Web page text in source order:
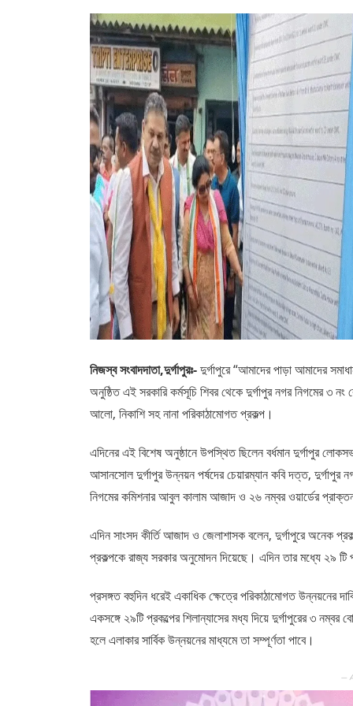
নিজস্ব সংবাদদাতা,দুর্গাপুরঃ-দুর্গাপুরে “আমাদের পাড়া আমাদের
অনুষ্ঠিত এই সরকারি কর্মসূচি শিবর থেকে দুর্গাপুর নগর নিগমের ৩
আলো, নিকাশি সহ নানা পরিকাঠামোগত প্রকল্প।
এদিনের এই বিশেষ অনুষ্ঠানে উপস্থিত ছিলেন বর্ধমান দুর্গাপুর
আসানসোল দুর্গাপুর উন্নয়ন পর্ষদের চেয়ারম্যান কবি দত্ত, দুর্গাপুর
নিগমের কমিশনার আবুল কালাম আজাদ ও ২৬ নম্বর ওয়ার্ডের
এদিন সাংসদ কীর্তি আজাদ ও জেলাশাসক বলেন, দুর্গাপুরে অনেক
প্রকল্পকে রাজ্য সরকার অনুমোদন দিয়েছে। এদিন তার মধ্যে ২৯ টি
প্রসঙ্গত বহুদিন ধরেই একাধিক ক্ষেত্রে পরিকাঠামোগত উন্নয়নের
একসঙ্গে ২৯টি প্রকল্পের শিলান্যাসের মধ্য দিয়ে দুর্গাপুরের ৩
হলে এলাকার সার্বিক উন্নয়নের মাধ্যমে তা সম্পূর্ণতা পাবে।
—